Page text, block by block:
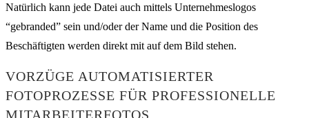
Natürlich kann jede Datei auch mittels Unternehmeslogos
“gebranded” sein und/oder der Name und die Position des
Beschäftigten werden direkt mit auf dem Bild stehen.
VORZÜGE AUTOMATISIERTER
FOTOPROZESSE FÜR PROFESSIONELLE
MITARBEITERFOTOS